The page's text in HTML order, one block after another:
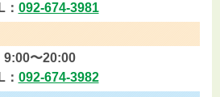
092-674-3981
9:00〜20:00
092-674-3982